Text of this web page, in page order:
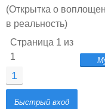
(Открытка о
в реальность)
Страница 1 из
1
1